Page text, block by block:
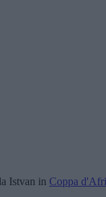
Istvan in Coppa